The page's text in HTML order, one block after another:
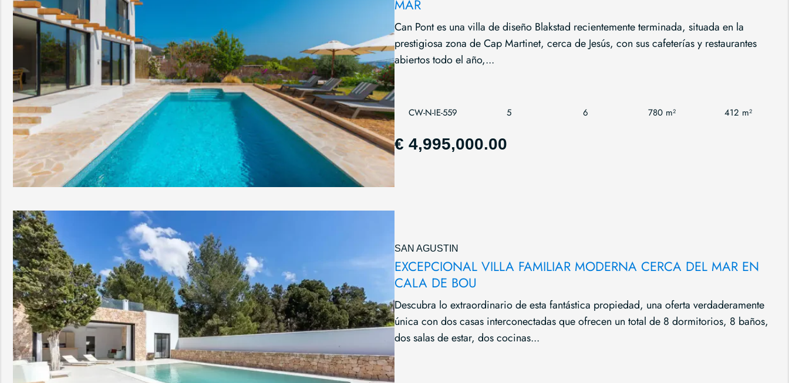
MAR
Can Pont es una villa de diseño Blakstad recientemente terminada, situada en la
prestigiosa zona de Cap Martinet, cerca de Jesús, con sus cafeterías y restaurantes
abiertos todo el año,...
CW-N-IE-559 5 6 780 m² 412 m²
€ 4,995,000.00
SAN AGUSTIN
EXCEPCIONAL VILLA FAMILIAR MODERNA CERCA DEL MAR EN
CALA DE BOU
Descubra lo extraordinario de esta fantástica propiedad, una oferta verdaderamente
única con dos casas interconectadas que ofrecen un total de 8 dormitorios, 8 baños,
dos salas de estar, dos cocinas...